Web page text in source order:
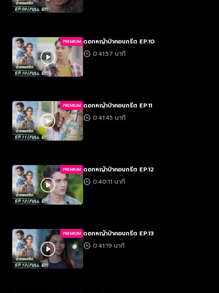
PREMIUM ดอกหญ้าป่าคอนกรีต EP.10
0:41:57 นาที
PREMIUM ดอกหญ้าป่าคอนกรีต EP.11
0:41:45 นาที
PREMIUM ดอกหญ้าป่าคอนกรีต EP.12
0:40:11 นาที
PREMIUM ดอกหญ้าป่าคอนกรีต EP.13
0:41:19 นาที